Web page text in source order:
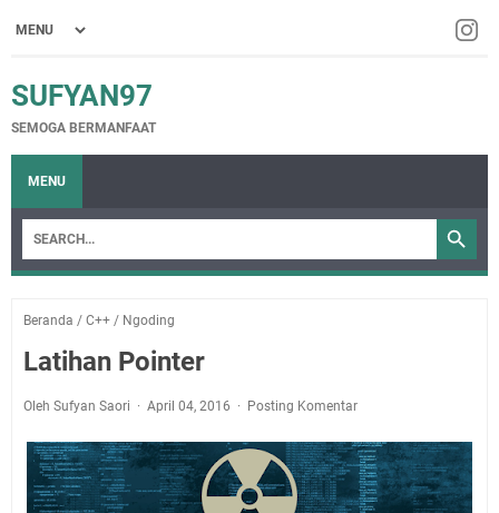
SUFYAN97
SEMOGA BERMANFAAT
MENU
Beranda / C++ / Ngoding
Latihan Pointer
Oleh Sufyan Saori April 04, 2016 Posting Komentar